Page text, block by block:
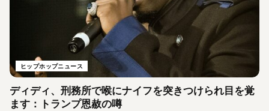
ヒップホップニュース
ディディ、刑務所で喉にナイフを突きつけられ目を覚
ます：トランプ恩赦の噂